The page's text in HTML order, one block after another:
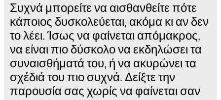
Συχνά μπορείτε να αισθανθείτε πότε
κάποιος δυσκολεύεται, ακόμα κι αν δεν
το λέει. Ίσως να φαίνεται απόμακρος,
να είναι πιο δύσκολο να εκδηλώσει τα
συναισθήματά του, ή να ακυρώνει τα
σχέδιά του πιο συχνά. Δείξτε την
παρουσία σας χωρίς να φαίνεται σαν